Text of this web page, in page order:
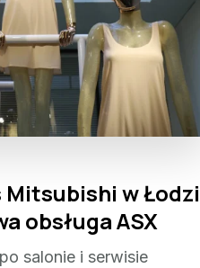
Mitsubishi w Łodzi
obsługa ASX
salonie i serwisie